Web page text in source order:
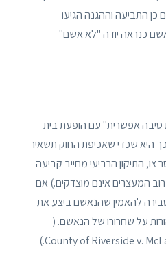
התביעה וההגנה הגיעו
כנראה יודה "לא אשם"
אפשרית" עם הופעת בית
היא שכדי שאכיפת החוק תשאיר
התיקון הרביעי מחייב קביעה
המעצרים אינם מוצדקים.) אם
להאמין שהנאשם ביצע את
על שחרורו של הנאשם. (
County of Riverside v.